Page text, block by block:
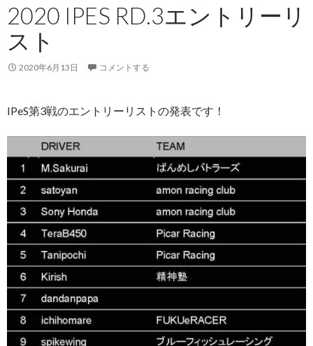
2020 IPES RD.3エントリーリ
スト
2020年6月13日 コメントする
IPeS第3戦のエントリーリストの発表です！